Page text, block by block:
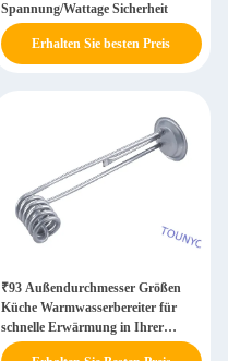
Spannung/Wattage Sicherheit
Erhalten Sie besten Preis
₹93 Außendurchmesser Größen
Küche Warmwasserbereiter für
schnelle Erwärmung in Ihrer
Küche